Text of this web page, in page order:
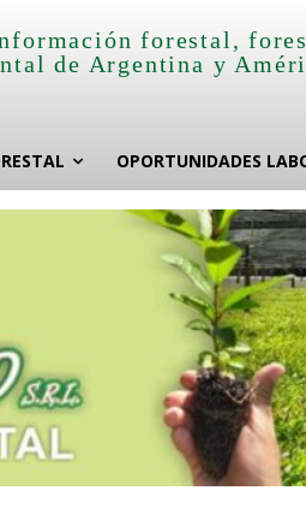
forestal,
de Argentina y
OPORTUNIDADES